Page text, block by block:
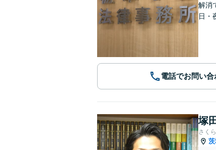
解消
日・
電話でお問い合
塚
さく